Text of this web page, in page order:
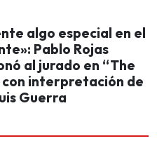
algo especial en el
Pablo Rojas
al jurado en “The
con interpretación de
Guerra